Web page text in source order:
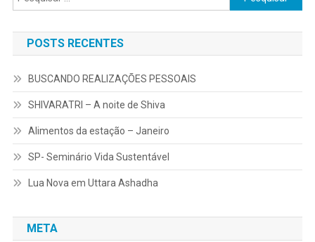
por:
POSTS RECENTES
BUSCANDO REALIZAÇÕES PESSOAIS
SHIVARATRI – A noite de Shiva
Alimentos da estação – Janeiro
SP- Seminário Vida Sustentável
Lua Nova em Uttara Ashadha
META